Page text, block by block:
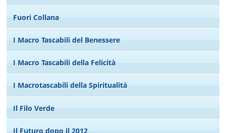
Fuori Collana
I Macro Tascabili del Benessere
I Macro Tascabili della Felicità
I Macrotascabili della Spiritualità
Il Filo Verde
Il Futuro dopo il 2012